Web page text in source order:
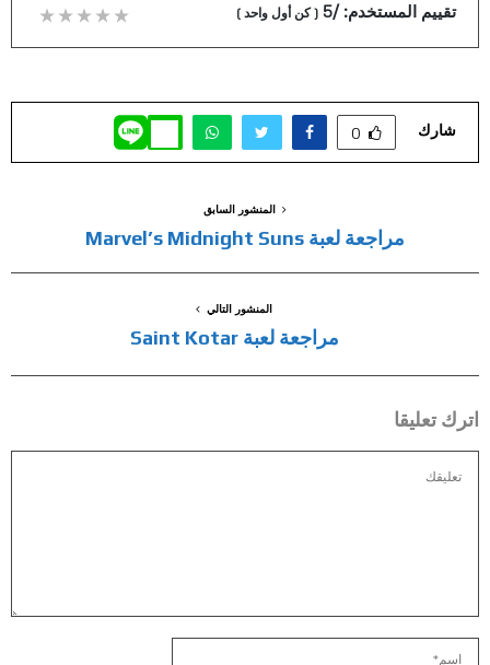
تقييم المستخدم:/5
(كن أول واحد )
شارك 0
المنشور السابق
مراجعة لعبة Marvel’s Midnight Suns
المنشور التالي
مراجعة لعبة Saint Kotar
اترك تعليقا